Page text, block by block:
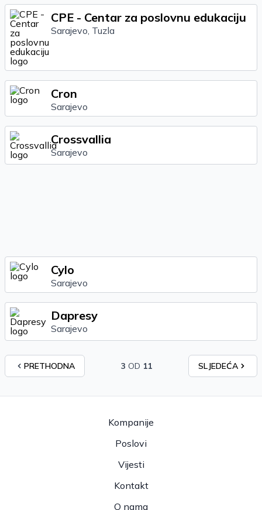
CPE - Centar za poslovnu edukaciju
Sarajevo, Tuzla
Cron
Sarajevo
Crossvallia
Sarajevo
Cylo
Sarajevo
Dapresy
Sarajevo
PRETHODNA 3 OD 11 SLJEDEĆA
Kompanije
Poslovi
Vijesti
Kontakt
O nama